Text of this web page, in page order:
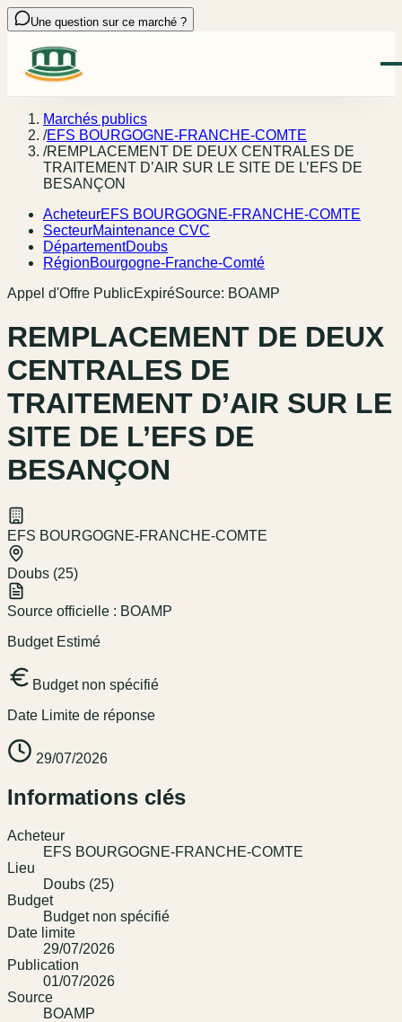
Une question sur ce marché ?
Marchés publics
/EFS BOURGOGNE-FRANCHE-COMTE
/REMPLACEMENT DE DEUX CENTRALES DE
TRAITEMENT D’AIR SUR LE SITE DE L’EFS DE
BESANÇON
AcheteurEFS BOURGOGNE-FRANCHE-COMTE
SecteurMaintenance CVC
DépartementDoubs
RégionBourgogne-Franche-Comté
Appel d'Offre PublicExpiréSource: BOAMP
REMPLACEMENT DE DEUX
CENTRALES DE
TRAITEMENT D’AIR SUR LE
SITE DE L’EFS DE
BESANÇON
EFS BOURGOGNE-FRANCHE-COMTE
Doubs (25)
Source officielle : BOAMP
Budget Estimé
Budget non spécifié
Date Limite de réponse
29/07/2026
Informations clés
Acheteur
EFS BOURGOGNE-FRANCHE-COMTE
Lieu
Doubs (25)
Budget
Budget non spécifié
Date limite
29/07/2026
Publication
01/07/2026
Source
BOAMP